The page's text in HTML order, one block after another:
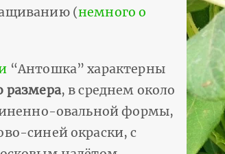
(немного о
“Антошка” характерны
размера, в среднем около
овальной формы,
синей окраски, с